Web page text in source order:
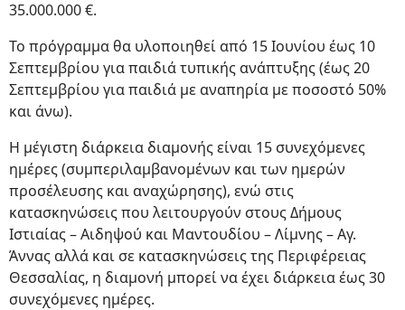
35.000.000 €.
Το πρόγραμμα θα υλοποιηθεί από 15 Ιουνίου έως 10
Σεπτεμβρίου για παιδιά τυπικής ανάπτυξης (έως 20
Σεπτεμβρίου για παιδιά με αναπηρία με ποσοστό 50%
και άνω).
Η μέγιστη διάρκεια διαμονής είναι 15 συνεχόμενες
ημέρες (συμπεριλαμβανομένων και των ημερών
προσέλευσης και αναχώρησης), ενώ στις
κατασκηνώσεις που λειτουργούν στους Δήμους
Ιστιαίας – Αιδηψού και Μαντουδίου – Λίμνης – Αγ.
Άννας αλλά και σε κατασκηνώσεις της Περιφέρειας
Θεσσαλίας, η διαμονή μπορεί να έχει διάρκεια έως 30
συνεχόμενες ημέρες.